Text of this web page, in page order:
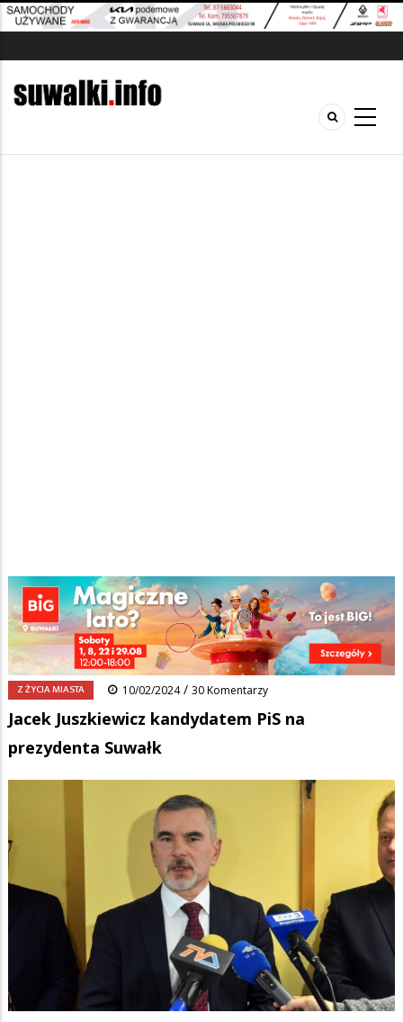
Ścieżka
nawigacyjna
Strona główna/Wiadomości/Z życia miasta/
Jacek Juszkiewicz kandydatem PiS na prezydenta Suwałk
FacebookPinterestTumblr
0 Reddit Share
Z ŻYCIA MIASTA 10/02/2024/ 30 Komentarzy
Jacek Juszkiewicz kandydatem PiS na
prezydenta Suwałk